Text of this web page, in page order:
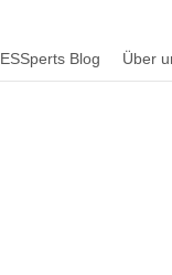
ESSperts Blog Über